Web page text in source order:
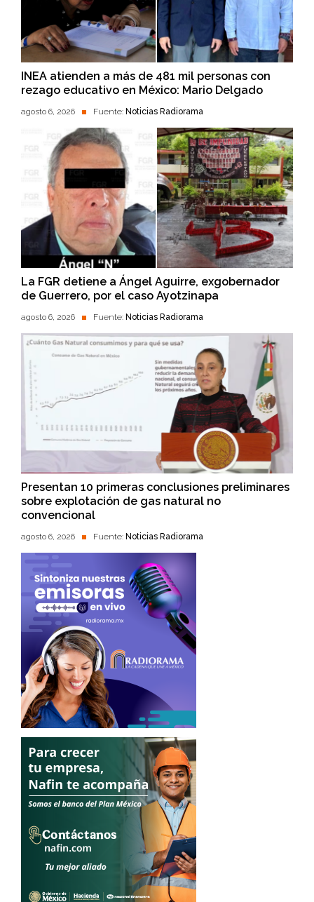
INEA atienden a más de 481 mil personas con
rezago educativo en México: Mario Delgado
agosto 6, 2026 Fuente: Noticias Radiorama
La FGR detiene a Ángel Aguirre, exgobernador
de Guerrero, por el caso Ayotzinapa
agosto 6, 2026 Fuente: Noticias Radiorama
Presentan 10 primeras conclusiones preliminares
sobre explotación de gas natural no
convencional
agosto 6, 2026 Fuente: Noticias Radiorama